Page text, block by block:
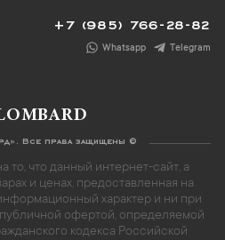
+7 (985) 766-28-82
Whatsapp Telegram
Все права защищены ©
что данный интернет-сайт, а
и ценах, предоставленная на
характер и ни при
публичной офертой, определяемой
кодекса Российской